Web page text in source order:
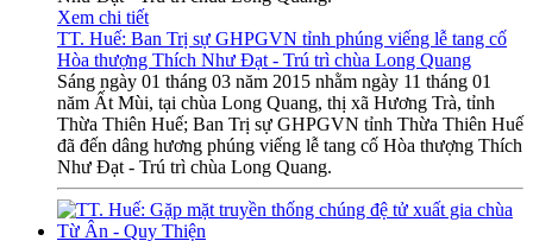
Xem chi tiết
TT. Huế: Ban Trị sự GHPGVN tỉnh phúng viếng lễ tang cố
Hòa thượng Thích Như Đạt - Trú trì chùa Long Quang
Sáng ngày 01 tháng 03 năm 2015 nhằm ngày 11 tháng 01
năm Ất Mùi, tại chùa Long Quang, thị xã Hương Trà, tỉnh
Thừa Thiên Huế; Ban Trị sự GHPGVN tỉnh Thừa Thiên Huế
đã đến dâng hương phúng viếng lễ tang cố Hòa thượng Thích
Như Đạt - Trú trì chùa Long Quang.